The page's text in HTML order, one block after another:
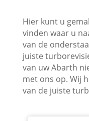
Hier kunt u
vinden waar u
van de
juiste
van uw Abarth
met ons op. Wij
van de juiste